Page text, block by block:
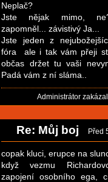
Neplač?
Jste nějak mimo,
zapomněl... závistivý Ja...
Jste jeden z
fóra
ale i tak vám přeji
občas držet tu vaši
Padá vám z ní sláma..
Administrátor
Re: Můj boj Před
copak kluci, erupce na
když vezmu
zapojení osobního ega,